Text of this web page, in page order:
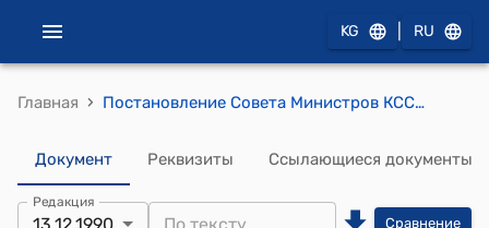
KG RU
Главная › Постановление Совета Министров КССР от 13 декабря 1990 года N 356 "Об организации Киргизского отделения Всесоюзной академии сельскохозяйственных наук имени В.И.Ленина"
Документ Реквизиты Ссылающиеся документы
Редакция
13.12.1990 Сравнение